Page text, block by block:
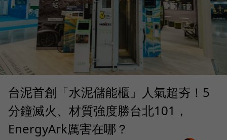
台泥首創「水泥儲能櫃」人氣超夯！5
分鐘滅火、材質強度勝台北101，
EnergyArk厲害在哪？